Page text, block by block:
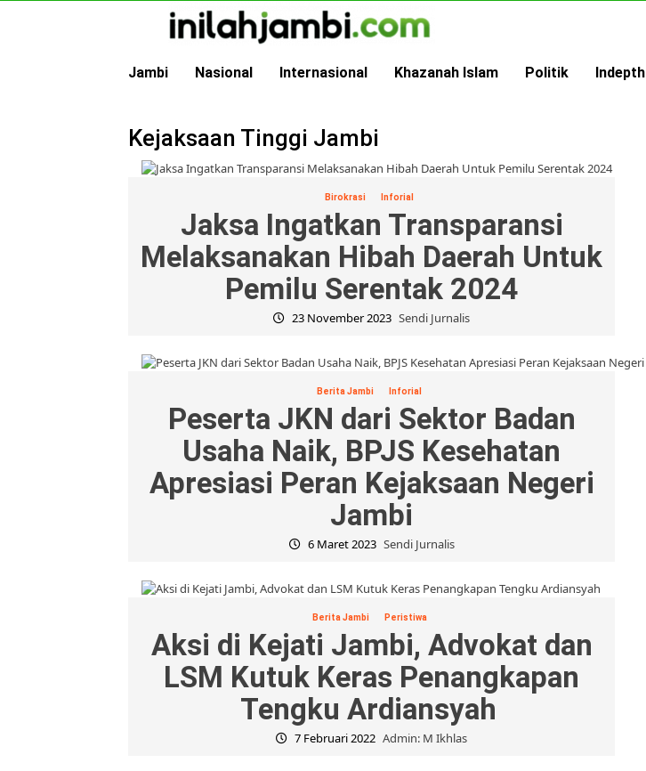
Jambi Nasional Internasional Khazanah Islam Politik Indepth
Kejaksaan Tinggi Jambi
Birokrasi Inforial
Jaksa Ingatkan Transparansi
Melaksanakan Hibah Daerah Untuk
Pemilu Serentak 2024
23 November 2023 Sendi Jurnalis
Berita Jambi Inforial
Peserta JKN dari Sektor Badan
Usaha Naik, BPJS Kesehatan
Apresiasi Peran Kejaksaan Negeri
Jambi
6 Maret 2023 Sendi Jurnalis
Berita Jambi Peristiwa
Aksi di Kejati Jambi, Advokat dan
LSM Kutuk Keras Penangkapan
Tengku Ardiansyah
7 Februari 2022 Admin: M Ikhlas